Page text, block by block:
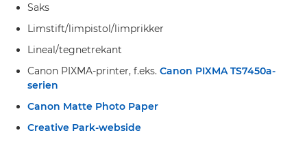
Saks
Limstift/limpistol/limprikker
Lineal/tegnetrekant
Canon PIXMA-printer, f.eks. Canon PIXMA TS7450a-
serien
Canon Matte Photo Paper
Creative Park-webside